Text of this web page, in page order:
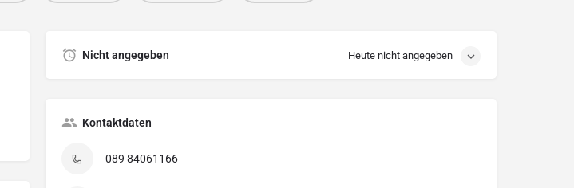
Nicht angegeben Heute nicht angegeben
Kontaktdaten
089 84061166